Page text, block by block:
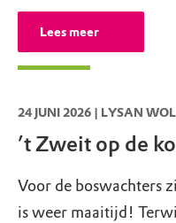
Maastricht,
T:043 31 10
Lees meer
24 JUNI 2026 | LYSAN
’t Zweit op de
Voor de boswachters
is weer maaitijd!